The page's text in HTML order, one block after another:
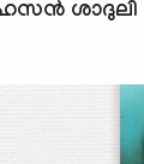
ശാദുലി